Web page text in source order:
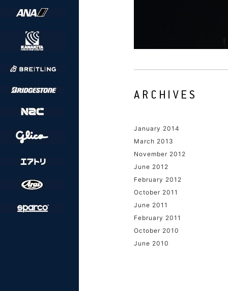
January 2014
March 2013
November 2012
June 2012
February 2012
October 2011
June 2011
February 2011
October 2010
June 2010